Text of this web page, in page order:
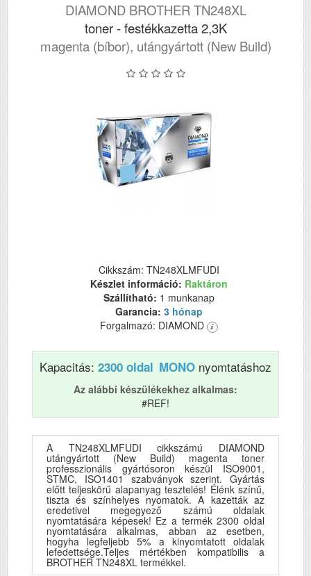
DIAMOND BROTHER TN248XL
toner - festékkazetta 2,3K
magenta (bíbor), utángyártott (New Build)
Cikkszám: TN248XLMFUDI
Készlet információ: Raktáron
Szállítható: 1 munkanap
Garancia: 3 hónap
Forgalmazó: DIAMOND
Kapacitás: 2300 oldal MONO nyomtatáshoz
Az alábbi készülékekhez alkalmas:
#REF!
A TN248XLMFUDI cikkszámú DIAMOND
utángyártott (New Build) magenta toner
professzionális gyártósoron készül ISO9001,
STMC, ISO1401 szabványok szerint. Gyártás
előtt teljeskörű alapanyag tesztelés! Élénk színű,
tiszta és színhelyes nyomatok. A kazetták az
eredetivel megegyező számú oldalak
nyomtatására képesek! Ez a termék 2300 oldal
nyomtatására alkalmas, abban az esetben,
hogyha legfeljebb 5% a kinyomtatott oldalak
lefedettsége.Teljes mértékben kompatibilis a
BROTHER TN248XL termékkel.